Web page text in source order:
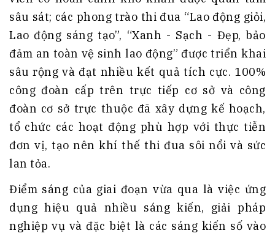
sâu sát; các phong trào thi đua “Lao động giỏi,
Lao động sáng tạo”, “Xanh - Sạch - Đẹp, bảo
đảm an toàn vệ sinh lao động” được triển khai
sâu rộng và đạt nhiều kết quả tích cực. 100%
công đoàn cấp trên trực tiếp cơ sở và công
đoàn cơ sở trực thuộc đã xây dựng kế hoạch,
tổ chức các hoạt động phù hợp với thực tiễn
đơn vị, tạo nên khí thế thi đua sôi nổi và sức
lan tỏa.
Điểm sáng của giai đoạn vừa qua là việc ứng
dụng hiệu quả nhiều sáng kiến, giải pháp
nghiệp vụ và đặc biệt là các sáng kiến số vào